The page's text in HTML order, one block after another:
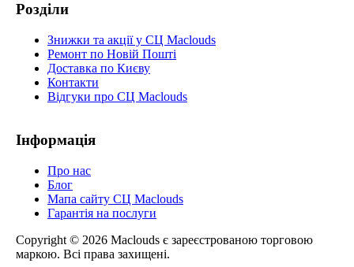
Розділи
Знижки та акції у СЦ Maclouds
Ремонт по Новій Пошті
Доставка по Києву
Контакти
Відгуки про СЦ Maclouds
Інформація
Про нас
Блог
Мапа сайту СЦ Maclouds
Гарантія на послуги
Copyright © 2026 Maclouds є зареєстрованою торговою
маркою. Всі права захищені.